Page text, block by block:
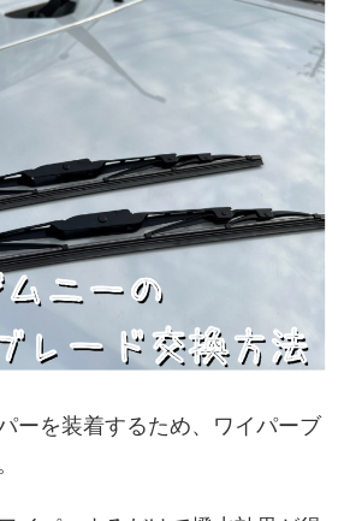
ーを装着するため、ワイパーブ